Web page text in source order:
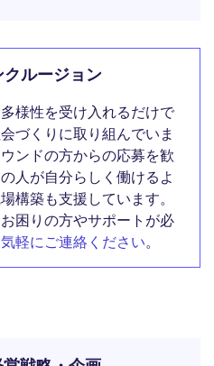
ルージョン
様性を受け入れるだけで
づくりに取り組んでいま
ンドの方からの応募を歓
人が自分らしく働けるよ
構築も支援しています。
困りの方やサポートが必
軽にご連絡ください。